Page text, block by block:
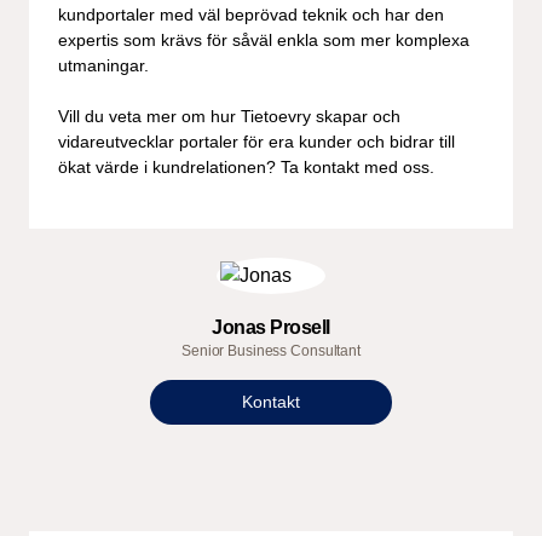
kundportaler med väl beprövad teknik och har den
expertis som krävs för såväl enkla som mer komplexa
utmaningar.
Vill du veta mer om hur Tietoevry skapar och
vidareutvecklar portaler för era kunder och bidrar till
ökat värde i kundrelationen? Ta kontakt med oss.
Jonas Prosell
Senior Business Consultant
Kontakt